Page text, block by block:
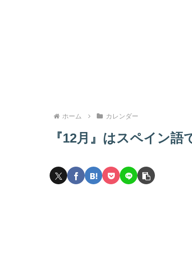
ホーム カレンダー
『12月』はスペイン語